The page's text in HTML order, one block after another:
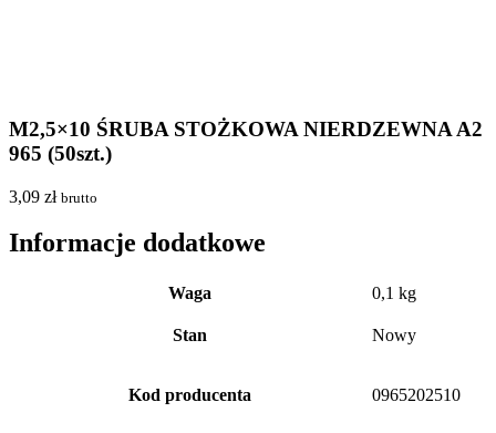
M2,5×10 ŚRUBA STOŻKOWA NIERDZEWNA A2
965 (50szt.)
3,09 zł brutto
Informacje dodatkowe
Waga 0,1 kg
Stan Nowy
Kod producenta 0965202510